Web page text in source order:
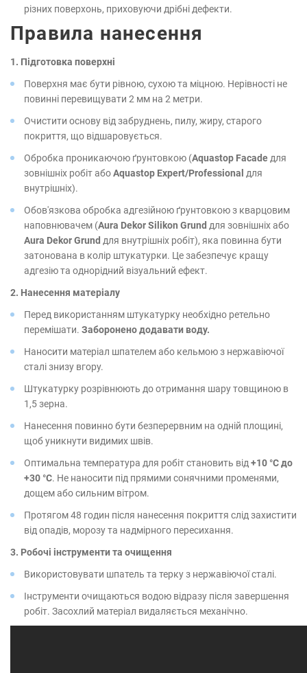
різних поверхонь, приховуючи дрібні дефекти.
Правила нанесення
1. Підготовка поверхні
Поверхня має бути рівною, сухою та міцною. Нерівності не
повинні перевищувати 2 мм на 2 метри.
Очистити основу від забруднень, пилу, жиру, старого
покриття, що відшаровується.
Обробка проникаючою ґрунтовкою (Aquastop Facade для
зовнішніх робіт абоAquastop Expert/Professional для
внутрішніх).
Обов'язкова обробка адгезійною ґрунтовкою з кварцовим
наповнювачем (Aura Dekor Silikon Grund для зовнішніх або
Aura Dekor Grund для внутрішніх робіт), яка повинна бути
затонована в колір штукатурки. Це забезпечує кращу
адгезію та однорідний візуальний ефект.
2. Нанесення матеріалу
Перед використанням штукатурку необхідно ретельно
перемішати. Заборонено додавати воду.
Наносити матеріал шпателем або кельмою з нержавіючої
сталі знизу вгору.
Штукатурку розрівнюють до отримання шару товщиною в
1,5 зерна.
Нанесення повинно бути безперервним на одній площині,
щоб уникнути видимих швів.
Оптимальна температура для робіт становить від +10 °С до
+30 °С. Не наносити під прямими сонячними променями,
дощем або сильним вітром.
Протягом 48 годин після нанесення покриття слід захистити
від опадів, морозу та надмірного пересихання.
3. Робочі інструменти та очищення
Використовувати шпатель та терку з нержавіючої сталі.
Інструменти очищаються водою відразу після завершення
робіт. Засохлий матеріал видаляється механічно.